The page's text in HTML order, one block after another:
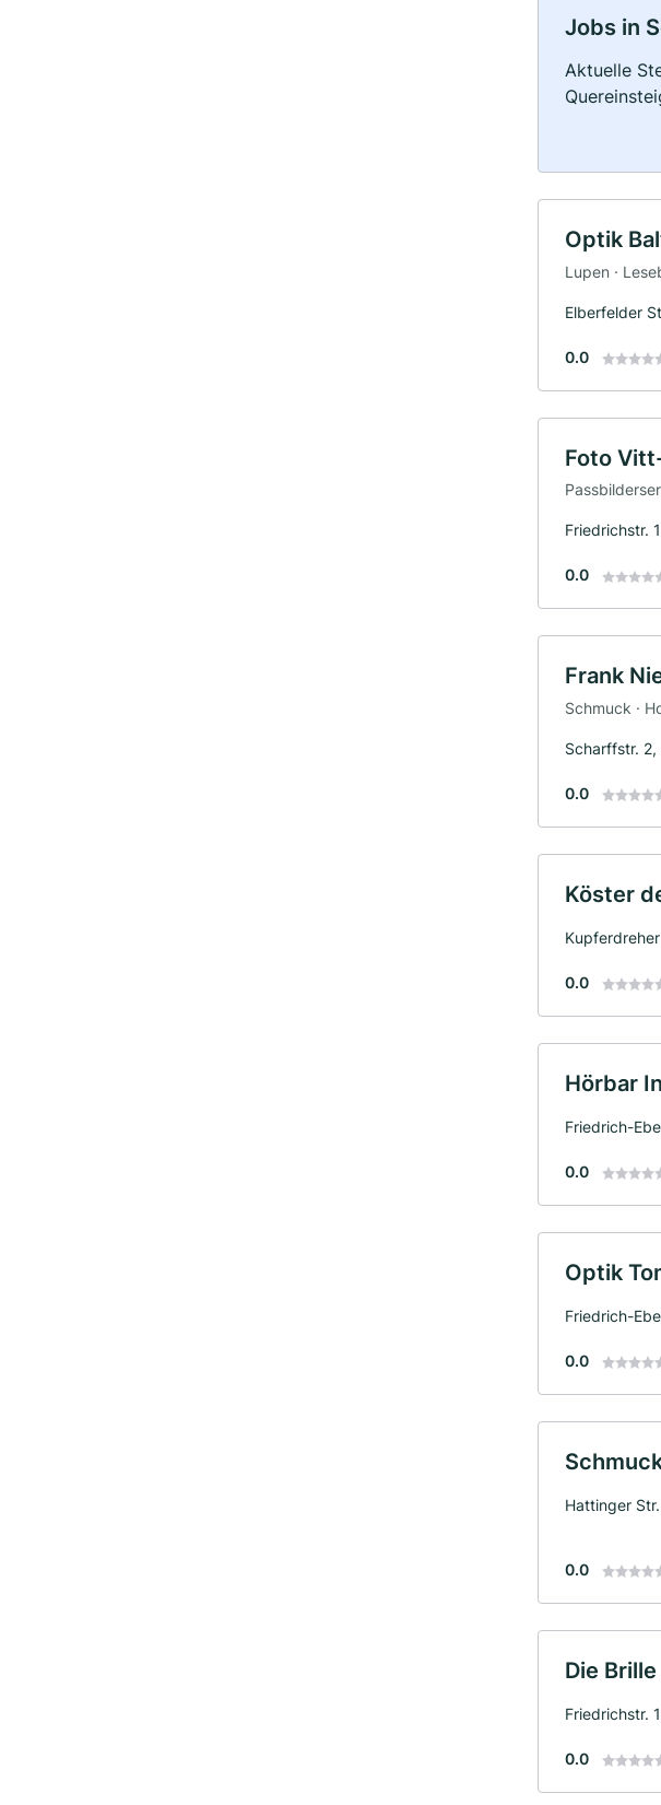
Jobs in
Aktuelle
Optik
Lupen ·
Elberfelder
0.0
Foto
Friedrichstr.
0.0
Frank
Schmuck ·
Scharffstr.
0.0
Köster
0.0
Hörbar
Friedrich-
0.0
Optik
Friedrich-
0.0
Hattinger
0.0
Die
Friedrichstr.
0.0